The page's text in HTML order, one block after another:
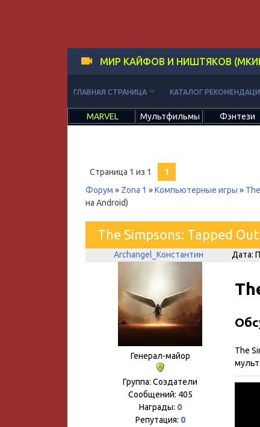
МИР КАЙФОВ И НИШТЯКОВ
ГЛАВНАЯ СТРАНИЦА keyboard_arrow_down КАТАЛОГ
MARVEL Мультфильмы Фэнтези
Страница 1 из 1
1
Форум » Zona 1 »Компьютерные игры »
на Android)
The Simpsons: Tapped
Archangel_Константин Дата:
Генерал-майор
Группа: Создатели
Сообщений: 405
Награды: 0
Репутация: 0
The